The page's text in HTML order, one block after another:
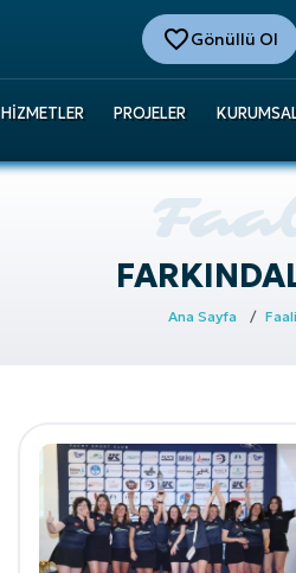
Gönüllü Ol
HIZMETLER PROJELER
Ana Sayfa